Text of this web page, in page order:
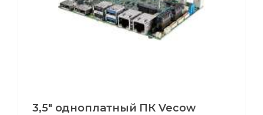
3,5" одноплатный ПК Vecow